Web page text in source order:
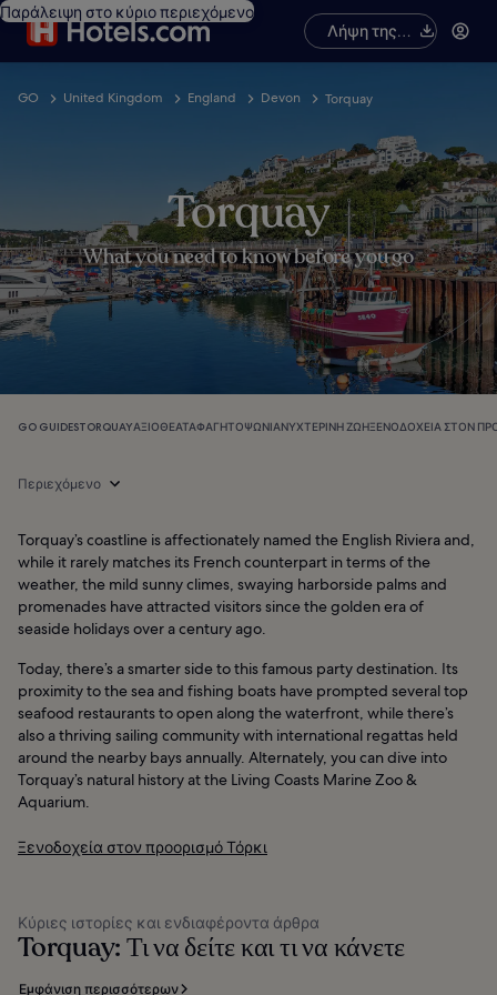
Παράλειψη στο κύριο περιεχόμενο
Λήψη της
εφαρμογής
GO United Kingdom England Devon Torquay
Torquay
What you need to know before you go
GO GUIDESTORQUAYΑΞΙΟΘΈΑΤΑΦΑΓΗΤΌΨΏΝΙΑΝΥΧΤΕΡΙΝΉ ΖΩΉΞΕΝΟΔΟΧΕΊΑ ΣΤΟΝ
Περιεχόμενο
Torquay’s coastline is affectionately named the English Riviera and,
while it rarely matches its French counterpart in terms of the
weather, the mild sunny climes, swaying harborside palms and
promenades have attracted visitors since the golden era of
seaside holidays over a century ago.
Today, there’s a smarter side to this famous party destination. Its
proximity to the sea and fishing boats have prompted several top
seafood restaurants to open along the waterfront, while there’s
also a thriving sailing community with international regattas held
around the nearby bays annually. Alternately, you can dive into
Torquay’s natural history at the Living Coasts Marine Zoo &
Aquarium.
Ξενοδοχεία στον προορισμό Τόρκι
Κύριες ιστορίες και ενδιαφέροντα άρθρα
Torquay: Τι να δείτε και τι να κάνετε
Εμφάνιση περισσότερων